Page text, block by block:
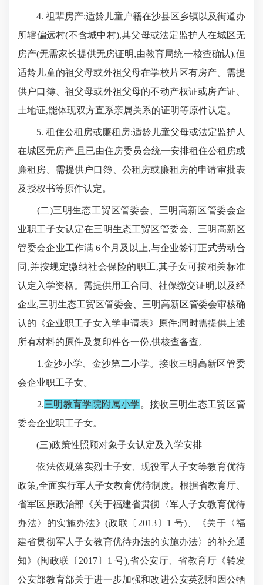
4. 祖辈房产:适龄儿童户籍在沙县区乡镇以及街道办
所辖偏远村(不含城中村),其父母或法定监护人在城区无
房产(无需家长提供无房证明,由教育局统一核查确认),但
适龄儿童的祖父母或外祖父母在学校片区有房产。需提
供户口簿、祖父母或外祖父母的不动产权证或房产证、
土地证,能体现双方直系亲属关系的证明等原件认定。
5. 租住公租房或廉租房:适龄儿童父母或法定监护人
在城区无房产,且已由住房委员会统一安排租住公租房或
廉租房。需提供户口簿、公租房或廉租房的申请审批表
及授权书等原件认定。
(二)三明生态工贸区管委会、三明高新区管委会企
业职工子女认定在三明生态工贸区管委会、三明高新区
管委会企业工作满 6个月及以上,与企业签订正式劳动合
同,并按规定缴纳社会保险的职工,其子女可按相关标准
认定入学资格。需提供用工合同、社保缴交证明,以及经
企业,三明生态工贸区管委会、三明高新区管委会审核确
认的《企业职工子女入学申请表》原件;同时需提供上述
所有材料的原件及复印件各一份,供核查备查。
1.金沙小学、金沙第二小学。接收三明高新区管委
会企业职工子女。
2.三明教育学院附属小学 。接收三明生态工贸区管
委会企业职工子女。
(三)政策性照顾对象子女认定及入学安排
依法依规落实烈士子女、现役军人子女等教育优待
政策,全面实行军人子女教育优待制度。根据省教育厅、
省军区原政治部《关于福建省贯彻〈军人子女教育优待
办法〉的实施办法》(政联〔2013〕1 号)、《关于〈福
建省贯彻军人子女教育优待办法的实施办法〉的补充通
知》(闽政联〔2017〕1 号),省公安厅、省教育厅《转发
公安部教育部关于进一步加强和改进公安英烈和因公牺